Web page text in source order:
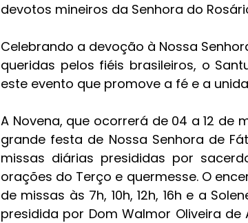
devotos mineiros da Senhora do
Celebrando a devoção à Nossa
queridas pelos fiéis brasileiros, o
este evento que promove a fé e a
A Novena, que ocorrerá de 04 a 12
grande festa de Nossa Senhora de
missas diárias presididas por
orações do Terço e quermesse. O
de missas às 7h, 10h, 12h, 16h e a
presidida por Dom Walmor Oliveira